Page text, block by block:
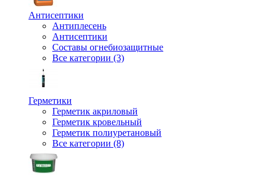
Антисептики
Антиплесень
Антисептики
Составы огнебиозащитные
Все категории (3)
Герметики
Герметик акриловый
Герметик кровельный
Герметик полиуретановый
Все категории (8)